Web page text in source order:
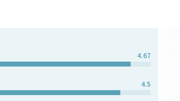
4.67
4.5